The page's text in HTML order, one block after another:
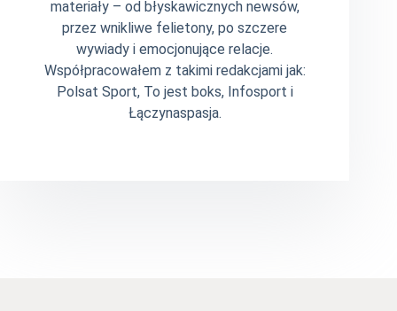
materiały – od błyskawicznych newsów,
przez wnikliwe felietony, po szczere
wywiady i emocjonujące relacje.
Współpracowałem z takimi redakcjami jak:
Polsat Sport, To jest boks, Infosport i
Łączynaspasja.